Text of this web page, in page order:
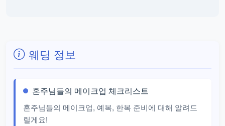
웨딩 정보
혼주님들의 메이크업 체크리스트
혼주님들의 메이크업, 예복, 한복 준비에 대해 알려드
릴게요!